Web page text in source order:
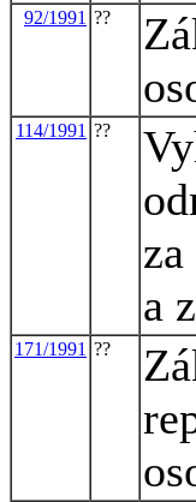
92/1991 ??
114/1991 ??
a
171/1991 ??